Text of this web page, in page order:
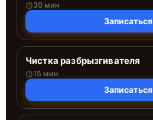
30 мин
Записаться
Чистка разбрызгивателя
15 мин
Записаться